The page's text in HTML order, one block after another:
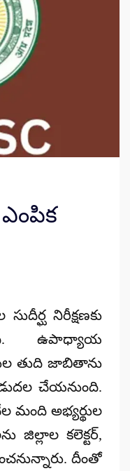
నిరీక్షణకు
ఉపాధ్యాయ
తుది జాబితాను
చేయనుంది.
మంది అభ్యర్థుల
జిల్లాల కలెక్టర్,
దీంతో